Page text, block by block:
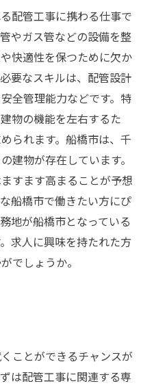
配管工事に携わる仕事で
やガス管などの設備を整
快適性を保つために欠か
要なスキルは、配管設計
全管理能力などです。特
物の機能を左右するた
られます。船橋市は、千
建物が存在しています。
すます高まることが予想
船橋市で働きたい方にぴ
地が船橋市となっている
求人に興味を持たれた方
でしょうか。
ことができるチャンスが
は配管工事に関連する専